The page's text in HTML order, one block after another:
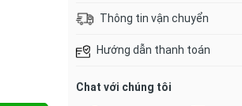
Thông tin vận chuyển
Hướng dẫn thanh toán
Chat với chúng tôi